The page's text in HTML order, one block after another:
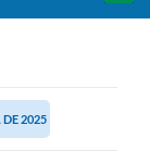
DE 2025